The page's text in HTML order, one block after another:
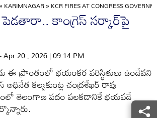
KARIMNAGAR»KCR FIRES AT CONGRESS
కాంగ్రెస్ సర్కార్‌పై
Apr 20 , 2026 | 09:14 PM
ఈ ప్రాంతంలో భయంకర పరిస్థితులు ఉండేవని
కల్వకుంట్ల చంద్రశేఖర్ రావు
తెలంగాణ పదం పలకడానికే భయపడే